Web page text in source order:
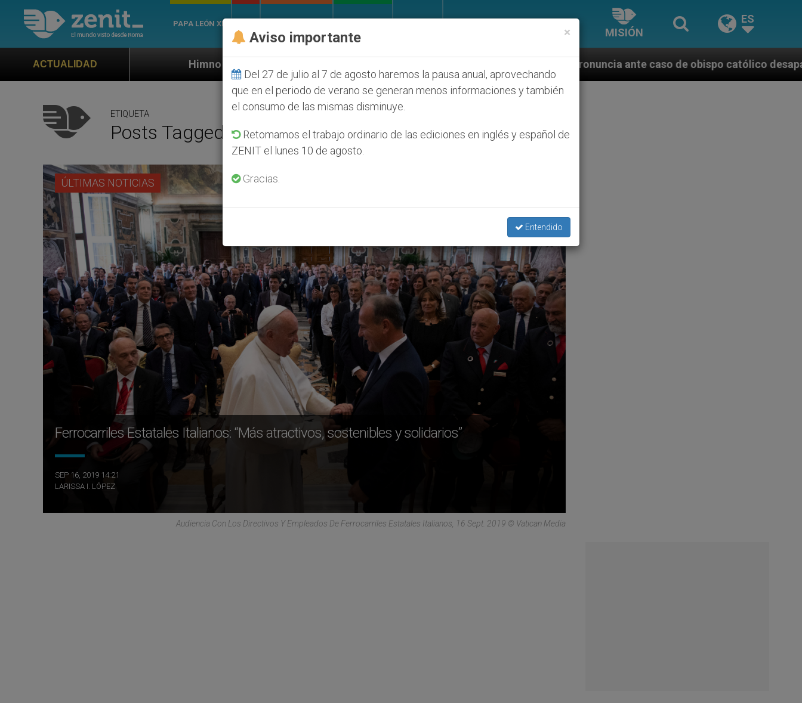
PAPA LEÓN XIV
MISIÓN
ES
ACTUALIDADHimno oficial de la Jornada Mundial de la Juventud Seúl 2027 ONU se pronuncia ante caso de obispo católico desaparecido por la
ETIQUETA
Posts Tagged ‘empalme’
ÚLTIMAS NOTICIAS
Ferrocarriles Estatales Italianos: “Más atractivos, sostenibles y solidarios”
SEP 16, 2019 14:21
LARISSA I. LÓPEZ
Audiencia Con Los Directivos Y Empleados De Ferrocarriles Estatales Italianos, 16 Sept. 2019 © Vatican Media
×
Aviso importante
Del 27 de julio al 7 de agosto haremos la pausa anual, aprovechando
que en el periodo de verano se generan menos informaciones y también
el consumo de las mismas disminuye.
Retomamos el trabajo ordinario de las ediciones en inglés y español de
ZENIT el lunes 10 de agosto.
Gracias.
Entendido